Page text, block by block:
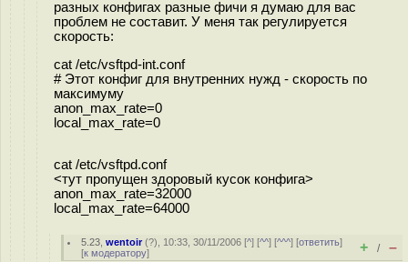
разных конфигах разные фичи я думаю для вас
проблем не составит. У меня так регулируется
скорость:
cat /etc/vsftpd-int.conf
# Этот конфиг для внутренних нужд - скорость по
максимуму
anon_max_rate=0
local_max_rate=0
cat /etc/vsftpd.conf
<тут пропущен здоровый кусок конфига>
anon_max_rate=32000
local_max_rate=64000
5.23 ,wentoir(?), 10:33, 30/11/2006 [^] [^^] [^^^] [ответить]
[к модератору] + / –